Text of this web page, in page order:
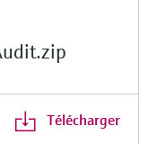
Télécharger